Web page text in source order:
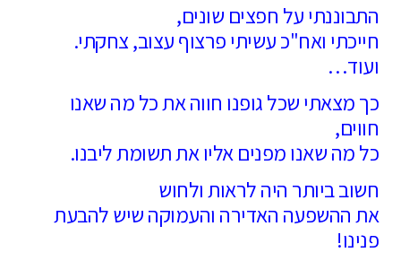
התבוננתי על חפצים שונים,
חייכתי ואח"כ עשיתי פרצוף עצוב, צחקתי.
ועוד…
כך מצאתי שכל גופנו חווה את כל מה שאנו
חווים,
כל מה שאנו מפנים אליו את תשומת ליבנו.
חשוב ביותר היה לראות ולחוש
את ההשפעה האדירה והעמוקה שיש להבעת
פנינו!